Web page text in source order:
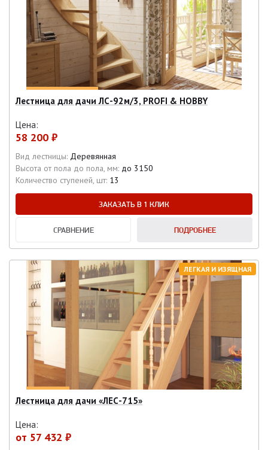
Лестница для дачи ЛС-92м/3, PROFI & HOBBY
Цена:
58 200 ₽
Вид лестницы: Деревянная
Высота от пола до пола, мм: до 3150
Количество ступеней, шт: 13
ЗАКАЗАТЬ В 1 КЛИК
СРАВНЕНИЕ ПОДРОБНЕЕ
ЛЕГКАЯ И ИЗЯЩНАЯ
Лестница для дачи «ЛEС-715»
Цена:
от 57 432 ₽